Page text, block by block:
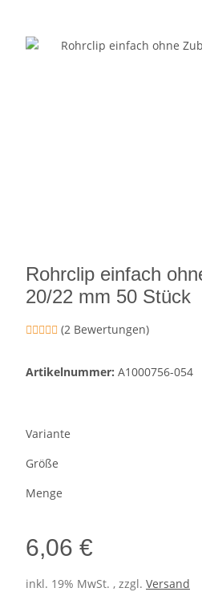
Rohrclip einfach
20/22 mm 50 Stück
(2 Bewertungen)
Artikelnummer: A1000756-054
Variante
Größe
Menge
6,06 €
inkl. 19% MwSt. , zzgl. Versand